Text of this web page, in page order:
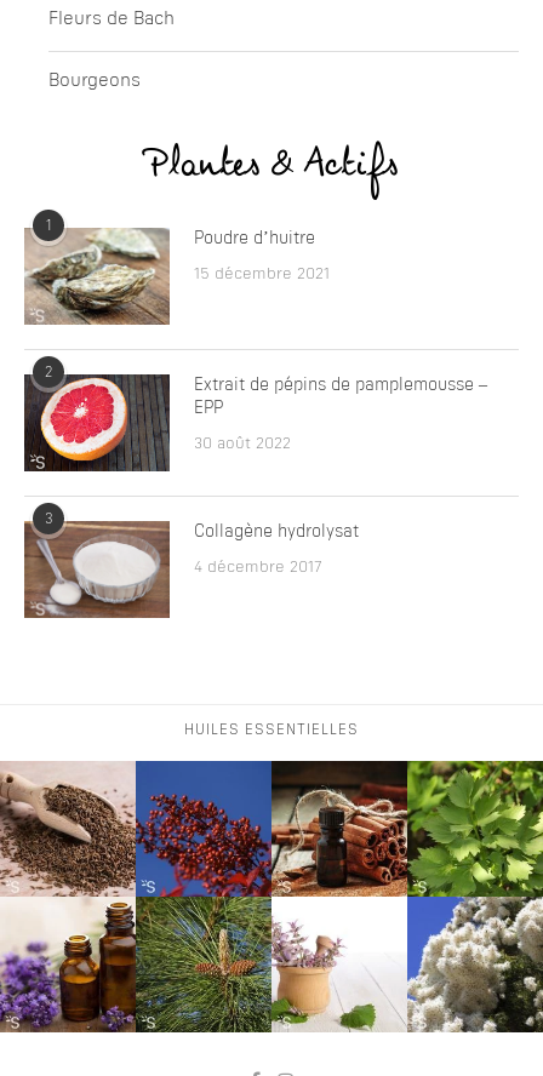
Fleurs de Bach
Bourgeons
Plantes & Actifs
Poudre d’huitre
15 décembre 2021
2
Extrait de pépins de pamplemousse –
EPP
30 août 2022
3
Collagène hydrolysat
4 décembre 2017
HUILES ESSENTIELLES